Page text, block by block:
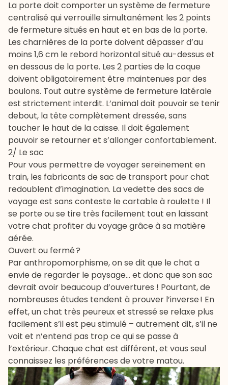
La porte doit comporter un système de fermeture
centralisé qui verrouille simultanément les 2 points
de fermeture situés en haut et en bas de la porte.
Les charnières de la porte doivent dépasser d’au
moins 1,6 cm le rebord horizontal situé au-dessus et
en dessous de la porte. Les 2 parties de la coque
doivent obligatoirement être maintenues par des
boulons. Tout autre système de fermeture latérale
est strictement interdit. L’animal doit pouvoir se tenir
debout, la tête complètement dressée, sans
toucher le haut de la caisse. Il doit également
pouvoir se retourner et s’allonger confortablement.
2/ Le sac
Pour vous permettre de voyager sereinement en
train, les fabricants de sac de transport pour chat
redoublent d’imagination. La vedette des sacs de
voyage est sans conteste le cartable à roulette ! Il
se porte ou se tire très facilement tout en laissant
votre chat profiter du voyage grâce à sa matière
aérée.
Ouvert ou fermé ?
Par anthropomorphisme, on se dit que le chat a
envie de regarder le paysage… et donc que son sac
devrait avoir beaucoup d’ouvertures ! Pourtant, de
nombreuses études tendent à prouver l’inverse ! En
effet, un chat très peureux et stressé se relaxe plus
facilement s’il est peu stimulé – autrement dit, s’il ne
voit et n’entend pas trop ce qui se passe à
l’extérieur. Chaque chat est différent, et vous seul
connaissez les préférences de votre matou.